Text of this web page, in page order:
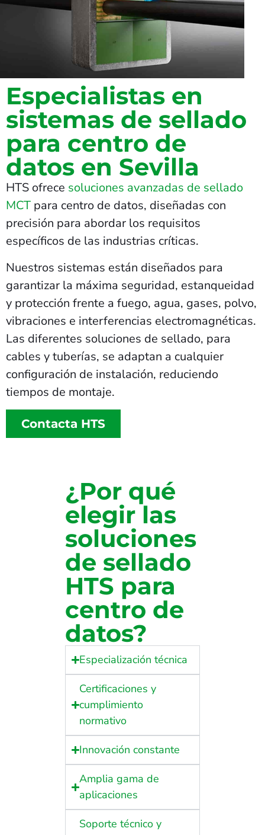
Especialistas en
sistemas de sellado
para centro de
datos en Sevilla
HTS ofrece soluciones avanzadas de sellado
MCT para centro de datos, diseñadas con
precisión para abordar los requisitos
específicos de las industrias críticas.
Nuestros sistemas están diseñados para
garantizar la máxima seguridad, estanqueidad
y protección frente a fuego, agua, gases, polvo,
vibraciones e interferencias electromagnéticas.
Las diferentes soluciones de sellado, para
cables y tuberías, se adaptan a cualquier
configuración de instalación, reduciendo
tiempos de montaje.
Contacta HTS
¿Por qué
elegir las
soluciones
de sellado
HTS para
centro de
datos?
Especialización técnica
Certificaciones y
cumplimiento
normativo
Innovación constante
Amplia gama de
aplicaciones
Soporte técnico y